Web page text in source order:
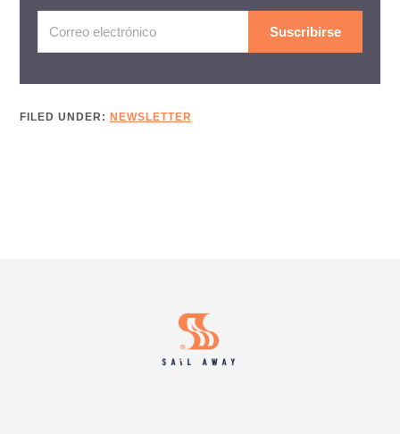
Suscribirse
FILED UNDER: NEWSLETTER